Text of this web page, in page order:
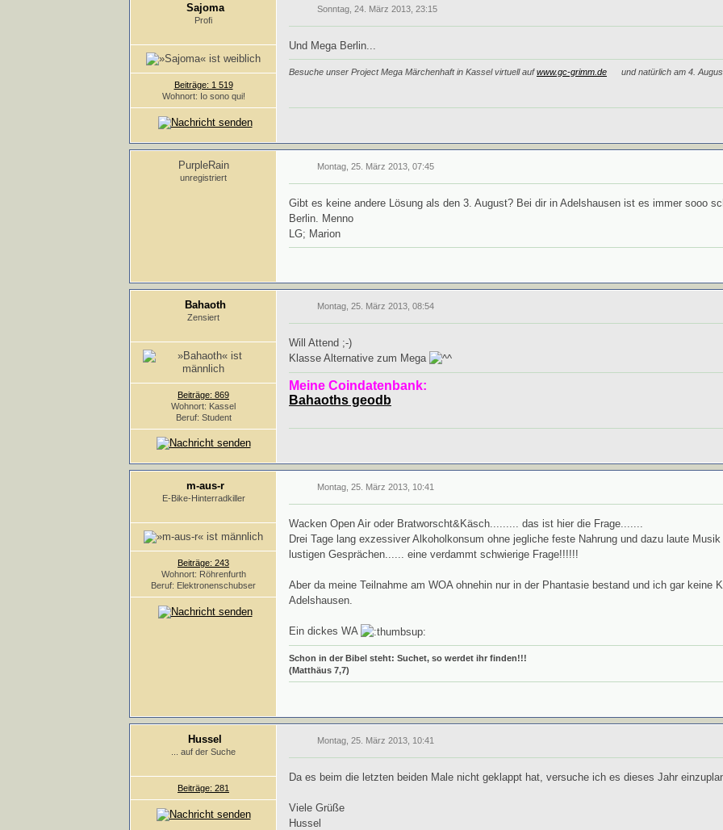
Sajoma
Profi
Beiträge: 1 519
Wohnort: Io sono qui!
Sonntag, 24. März 2013, 23:15
Und Mega Berlin...
Besuche unser Project Mega Märchenhaft in Kassel virtuell aufwww.gc-grimm.de und natürlich am 4.
PurpleRain
unregistriert
Montag, 25. März 2013, 07:45
Gibt es keine andere Lösung als den 3. August? Bei dir in Adelshausen ist es immer sooo
Berlin. Menno
LG; Marion
Bahaoth
Zensiert
Beiträge: 869
Wohnort: Kassel
Beruf: Student
Montag, 25. März 2013, 08:54
Will Attend ;-)
Klasse Alternative zum Mega
Meine Coindatenbank:
Bahaoths geodb
m-aus-r
E-Bike-Hinterradkiller
Beiträge: 243
Wohnort: Röhrenfurth
Beruf: Elektronenschubser
Montag, 25. März 2013, 10:41
Wacken Open Air oder Bratworscht&Käsch......... das ist hier die Frage.......
Drei Tage lang exzessiver Alkoholkonsum ohne jegliche feste Nahrung und dazu laute
lustigen Gesprächen...... eine verdammt schwierige Frage!!!!!!
Aber da meine Teilnahme am WOA ohnehin nur in der Phantasie bestand und ich gar keine
Adelshausen.
Ein dickes WA
Schon in der Bibel steht: Suchet, so werdet ihr finden!!!
(Matthäus 7,7)
Hussel
... auf der Suche
Beiträge: 281
Montag, 25. März 2013, 10:41
Da es beim die letzten beiden Male nicht geklappt hat, versuche ich es dieses Jahr
Viele Grüße
Hussel